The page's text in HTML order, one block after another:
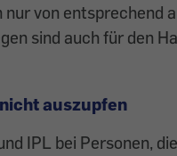
von entsprechend
sind auch für den
auszupfen
IPL bei Personen,